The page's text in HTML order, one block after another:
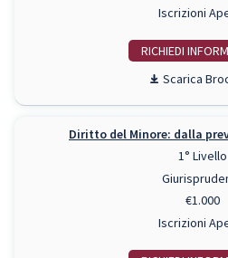
Iscrizioni
RICHIEDI INFO
Scarica
Diritto del Minore: dalla
1° Livello
€1.000
Iscrizioni